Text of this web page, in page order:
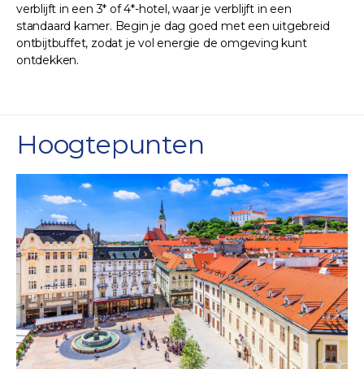
verblijft in een 3* of 4*-hotel, waar je verblijft in een
standaard kamer. Begin je dag goed met een uitgebreid
ontbijtbuffet, zodat je vol energie de omgeving kunt
ontdekken.
Hoogtepunten